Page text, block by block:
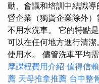
動、會議和培訓中結識導
營企業（獨資企業除外
不用水洗車。 它的特點
可以在任何地方進行清潔
使用水。 儘管洗車平均
摩課程費用介紹 值得信
薦 天母推拿推薦 台中整